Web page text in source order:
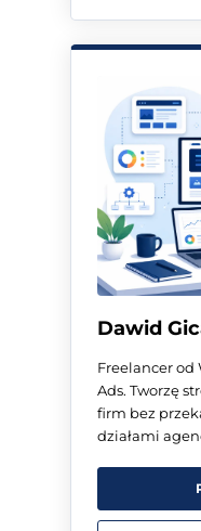
Dawid
Freelancer od
Ads. Tworzę
firm bez
działami